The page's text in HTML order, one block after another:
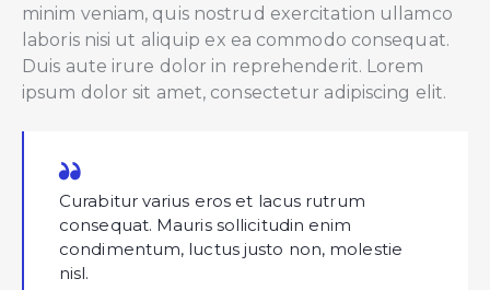
minim veniam, quis nostrud exercitation ullamco
laboris nisi ut aliquip ex ea commodo consequat.
Duis aute irure dolor in reprehenderit. Lorem
ipsum dolor sit amet, consectetur adipiscing elit.
Curabitur varius eros et lacus rutrum
consequat. Mauris sollicitudin enim
condimentum, luctus justo non, molestie
nisl.